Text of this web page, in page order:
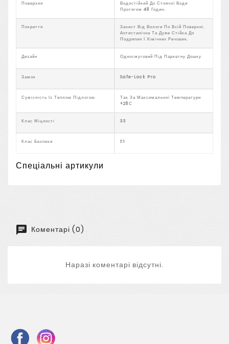
Поверхня
Водостійкий До Стоячої Води
Протягом 48 Годин.
Покриття
Захист Від Вологи По Всій Поверхні.
Антистанічна Та Дуже Стійка До
Подряпин І Хімічних Речовин.
Дизайн Односмуговий Під Паркетну Дошку
Замок Safe-Lock Pro
Сумісність Із Теплою Підлогою
Так За Максимальної Температури
+28С
Клас Міцності 33
Клас Безпеки Е1
Спеціальні артикули
Коментарі (0)
Наразі коментарі відсутні.